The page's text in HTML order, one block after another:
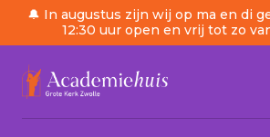
🔔 In augustus zijn wij op ma en di
12:30 uur open en vrij tot zo
/
Agenda